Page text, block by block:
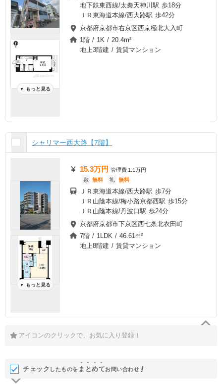
▼ もっと見る
地下鉄東西線/太秦天神川駅 歩18分
ＪＲ東海道本線/西大路駅 歩42分
京都府京都市右京区西京極北大入町
1階 / 1K / 20.4m²
地上3階建 / 賃貸マンション
シャリマー西大路【7階】
▼ もっと見る
15.3万円 管理費 1.1万円
敷 無料 礼 無料
ＪＲ東海道本線/西大路駅 歩7分
ＪＲ山陰本線/梅小路京都西駅 歩15分
ＪＲ山陰本線/丹波口駅 歩24分
京都府京都市下京区西七条北衣田町
7階 / 1LDK / 46.61m²
地上8階建 / 賃貸マンション
アイコンのクリックで、お気に入り登録！
チェック したものを ま とめてお問い合わせ